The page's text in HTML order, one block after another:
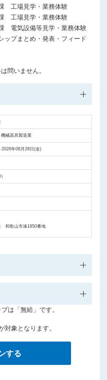
見学・業務体験
見学・業務体験
備等見学・業務体験
とめ・発表・フィード
問いません。
械器具製造業
年08月28日(金)
和歌山市湊1850番地
は「無給」です。
対象となります。
する